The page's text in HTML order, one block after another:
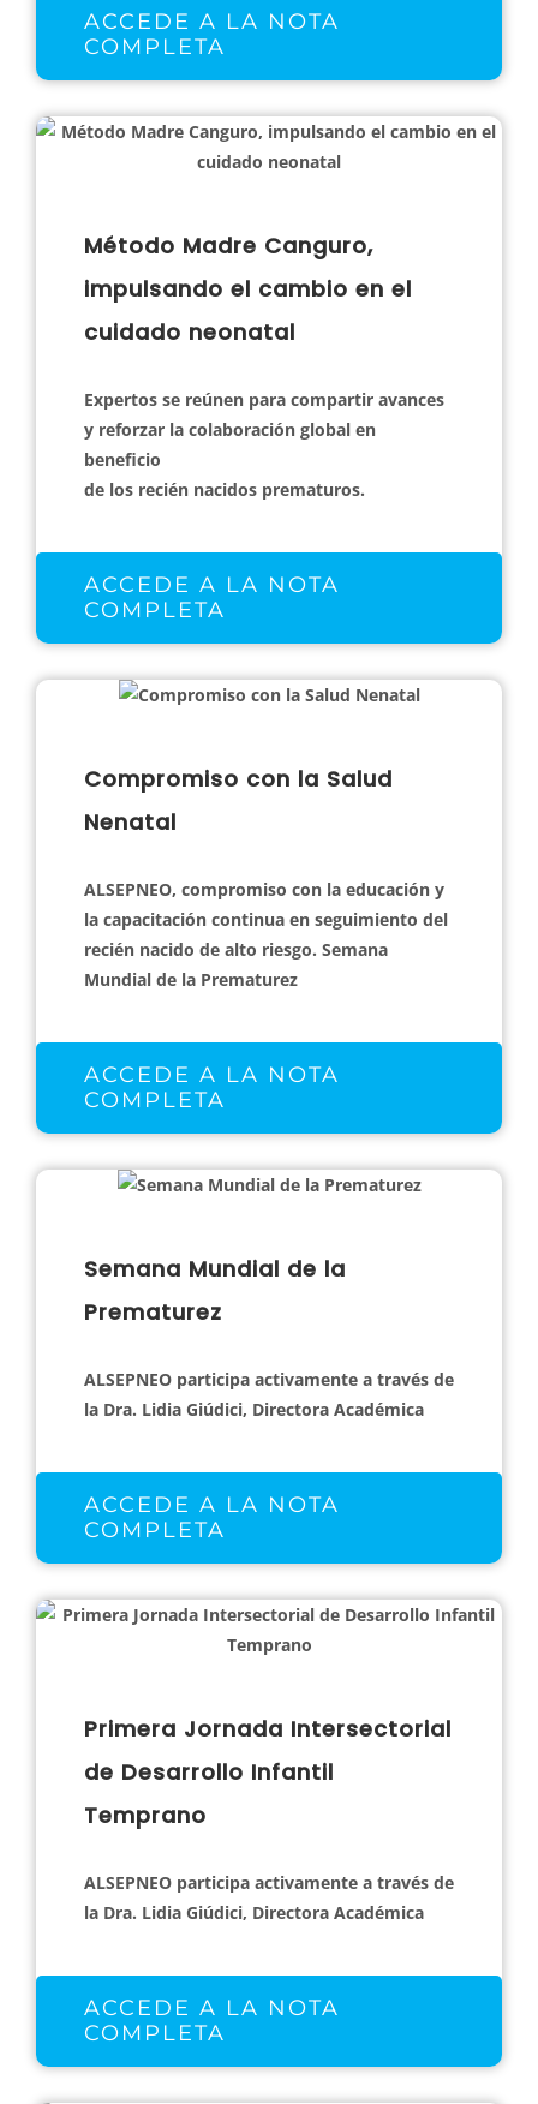
ACCEDE A LA NOTA
COMPLETA
Método Madre Canguro,
impulsando el cambio en el
cuidado neonatal
Expertos se reúnen para compartir avances
y reforzar la colaboración global en
beneficio
de los recién nacidos prematuros.
ACCEDE A LA NOTA
COMPLETA
Compromiso con la Salud
Nenatal
ALSEPNEO, compromiso con la educación y
la capacitación continua en seguimiento del
recién nacido de alto riesgo. Semana
Mundial de la Prematurez
ACCEDE A LA NOTA
COMPLETA
Semana Mundial de la
Prematurez
ALSEPNEO participa activamente a través de
la Dra. Lidia Giúdici, Directora Académica
ACCEDE A LA NOTA
COMPLETA
Primera Jornada Intersectorial
de Desarrollo Infantil
Temprano
ALSEPNEO participa activamente a través de
la Dra. Lidia Giúdici, Directora Académica
ACCEDE A LA NOTA
COMPLETA